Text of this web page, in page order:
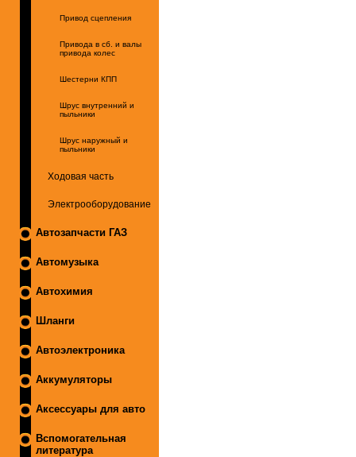
Привод сцепления
Привода в сб. и валы
привода колес
Шестерни КПП
Шрус внутренний и
пыльники
Шрус наружный и
пыльники
Ходовая часть
Электрооборудование
Автозапчасти ГАЗ
Автомузыка
Автохимия
Шланги
Автоэлектроника
Аккумуляторы
Аксессуары для авто
Вспомогательная
литература